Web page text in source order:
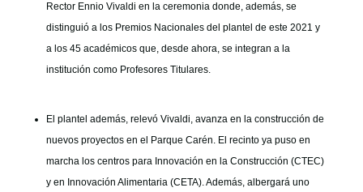
Rector Ennio Vivaldi en la ceremonia donde, además, se
distinguió a los Premios Nacionales del plantel de este 2021 y
a los 45 académicos que, desde ahora, se integran a la
institución como Profesores Titulares.
El plantel además, relevó Vivaldi, avanza en la construcción de
nuevos proyectos en el Parque Carén. El recinto ya puso en
marcha los centros para Innovación en la Construcción (CTEC)
y en Innovación Alimentaria (CETA). Además, albergará uno